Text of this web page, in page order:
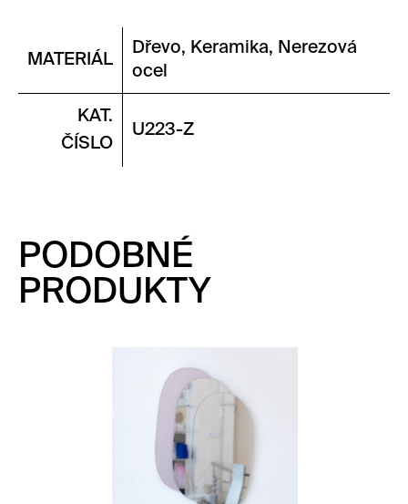
MATERIÁL
Dřevo, Keramika, Nerezová
ocel
KAT.
ČÍSLO
U223-Z
PODOBNÉ
PRODUKTY